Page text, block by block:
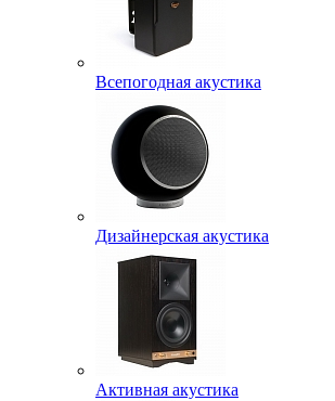
Всепогодная акустика
Дизайнерская акустика
Активная акустика